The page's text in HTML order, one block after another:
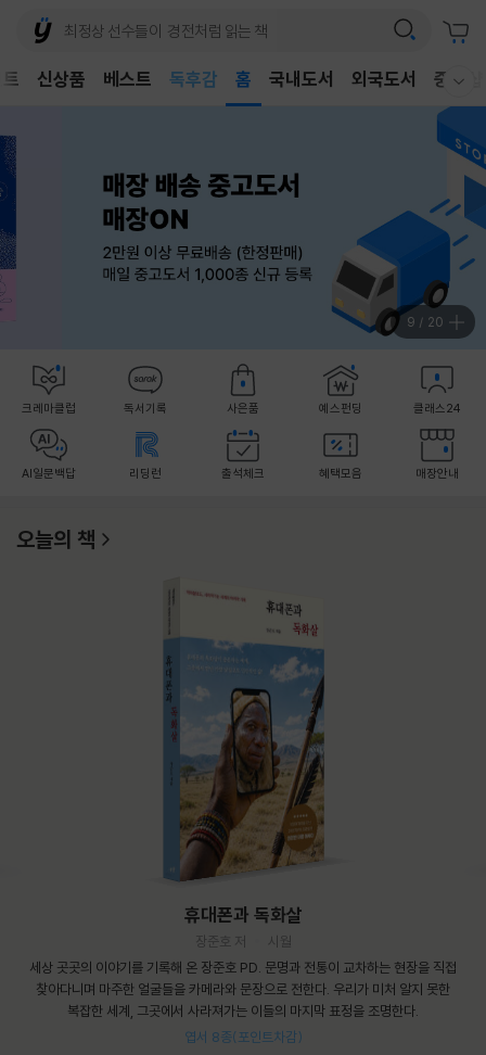
신상품 베스트
독후감
홈 국내도서 외국도서 중고샵
10 / 20
크레마클럽 독서기록 사은품 예스펀딩 클래스24
AI일문백답 리딩런 출석체크 혜택모음 매장안내
오늘의 책
휴대폰과 독화살
장준호 저
시월
세상 곳곳의 이야기를 기록해 온 장준호 PD. 문명과 전통이 교차하는 현장을 직접
찾아다니며 마주한 얼굴들을 카메라와 문장으로 전한다. 우리가 미처 알지 못한
복잡한 세계, 그곳에서 사라져가는 이들의 마지막 표정을 조명한다.
엽서 8종(포인트차감)